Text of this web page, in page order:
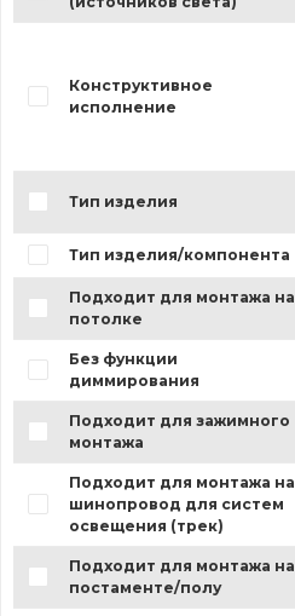
Конструктивное
исполнение
Тип изделия
Тип изделия/компонента
Подходит для монтажа на
потолке
Без функции
диммирования
Подходит для зажимного
монтажа
Подходит для монтажа на
шинопровод для систем
освещения (трек)
Подходит для монтажа на
постаменте/полу